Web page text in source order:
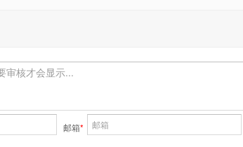
邮箱*